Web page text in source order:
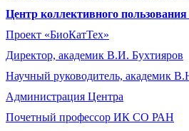
Центр коллективного
Проект «БиоКатТех»
Директор, академик В.И. Бухтияров
Научный руководитель, академик
Администрация Центра
Почетный профессор ИК СО РАН